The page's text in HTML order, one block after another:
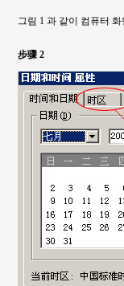
그림 1 과 같이 컴퓨터
步骤 2